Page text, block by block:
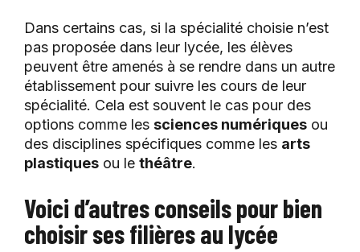
Dans certains cas, si la spécialité choisie n’est
pas proposée dans leur lycée, les élèves
peuvent être amenés à se rendre dans un autre
établissement pour suivre les cours de leur
spécialité. Cela est souvent le cas pour des
options comme les sciences numériques ou
des disciplines spécifiques comme les arts
plastiques ou le théâtre.
Voici d’autres conseils pour bien
choisir ses filières au lycée